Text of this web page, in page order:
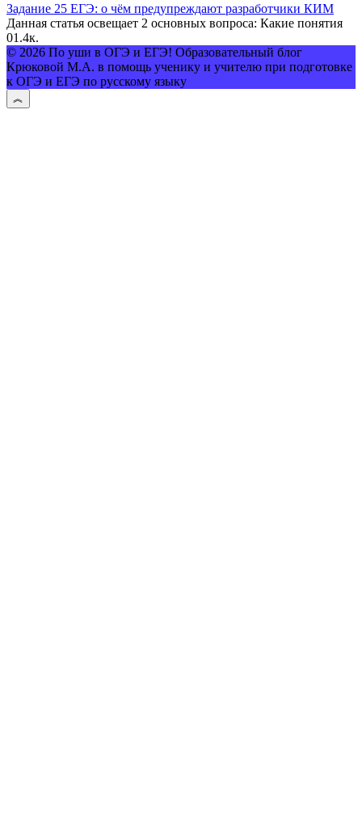
Задание 25 ЕГЭ: о чём предупреждают разработчики КИМ
Данная статья освещает 2 основных вопроса: Какие понятия
01.4к.
© 2026 По уши в ОГЭ и ЕГЭ! Образовательный блог
Крюковой М.А. в помощь ученику и учителю при подготовке
к ОГЭ и ЕГЭ по русскому языку